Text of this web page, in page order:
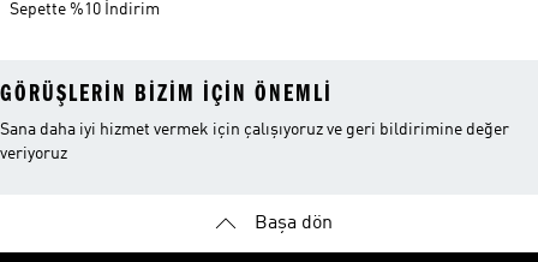
Sepette %10 İndirim
GÖRÜŞLERIN BIZIM IÇIN ÖNEMLI
Sana daha iyi hizmet vermek için çalışıyoruz ve geri bildirimine değer
veriyoruz
Başa dön